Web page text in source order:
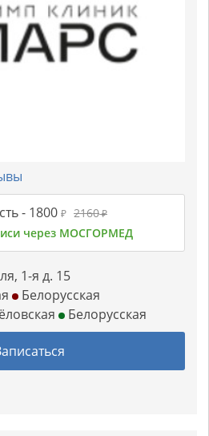
- 1800 ₽ 2160₽
через МОСГОРМЕД
1-я д. 15
Белорусская
Белорусская